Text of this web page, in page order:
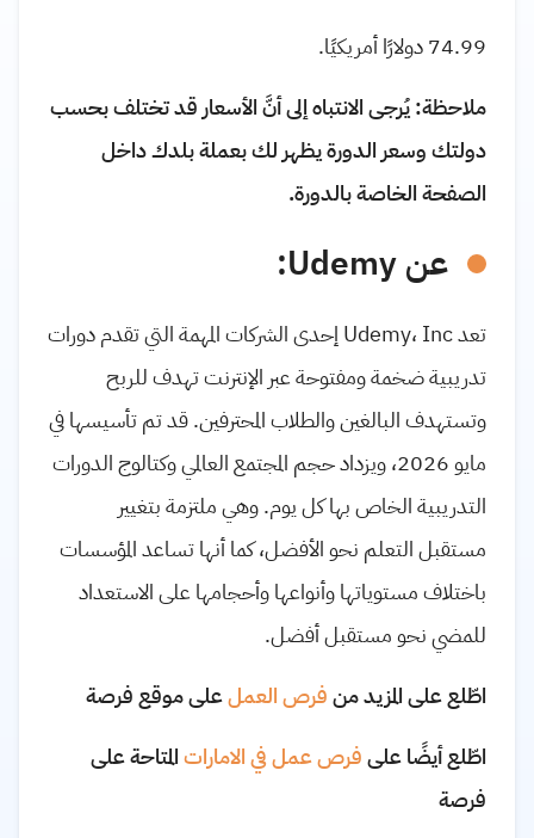
74.99 دولارًا أمريكيًا.
ملاحظة: يُرجى الانتباه إلى أنَّ الأسعار قد تختلف بحسب
دولتك وسعر الدورة يظهر لك بعملة بلدك داخل
الصفحة الخاصة بالدورة.
عن Udemy:
تعد Udemy، Inc إحدى الشركات المهمة التي تقدم دورات
تدريبية ضخمة ومفتوحة عبر الإنترنت تهدف للربح
وتستهدف البالغين والطلاب المحترفين. قد تم تأسيسها في
مايو 2026، ويزداد حجم المجتمع العالمي وكتالوج الدورات
التدريبية الخاص بها كل يوم. وهي ملتزمة بتغيير
مستقبل التعلم نحو الأفضل، كما أنها تساعد المؤسسات
باختلاف مستوياتها وأنواعها وأحجامها على الاستعداد
للمضي نحو مستقبل أفضل.
اطّلع على المزيد منفرص العملعلى موقع فرصة
اطّلع أيضًا علىفرص عمل في الاماراتالمتاحة على
فرصة